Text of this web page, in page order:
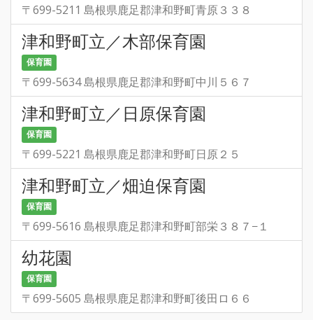
〒699-5211 島根県鹿足郡津和野町青原３３８
津和野町立／木部保育園
保育園
〒699-5634 島根県鹿足郡津和野町中川５６７
津和野町立／日原保育園
保育園
〒699-5221 島根県鹿足郡津和野町日原２５
津和野町立／畑迫保育園
保育園
〒699-5616 島根県鹿足郡津和野町部栄３８７−１
幼花園
保育園
〒699-5605 島根県鹿足郡津和野町後田ロ６６